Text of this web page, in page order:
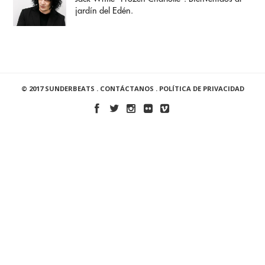
jardín del Edén.
© 2017 SUNDERBEATS . CONTÁCTANOS . POLÍTICA DE PRIVACIDAD